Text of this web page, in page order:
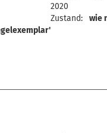
2020
Zustand:
wie